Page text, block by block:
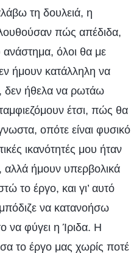
τη δουλειά, η
πώς απέδιδα,
ανάστημα, όλοι θα με
ήμουν κατάλληλη να
δεν ήθελα να ρωτάω
έτσι, πώς θα
οπότε είναι φυσικό
ικανότητές μου ήταν
ήμουν υπερβολικά
το έργο, και γι’ αυτό
να κατανοήσω
να φύγει η Ίριδα. Η
το έργο μας χωρίς ποτέ